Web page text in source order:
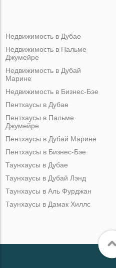
Недвижимость в Дубае
Недвижимость в Пальме
Джумейре
Недвижимость в Дубай
Марине
Недвижимость в Бизнес-Бэе
Пентхаусы в Дубае
Пентхаусы в Пальме
Джумейре
Пентхаусы в Дубай Марине
Пентхаусы в Бизнес-Бэе
Таунхаусы в Дубае
Таунхаусы в Дубай Лэнд
Таунхаусы в Аль Фурджан
Таунхаусы в Дамак Хиллс